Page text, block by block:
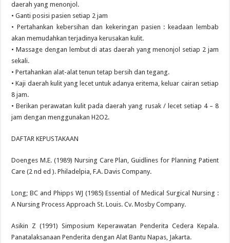
daerah yang menonjol.
• Ganti posisi pasien setiap 2 jam
• Pertahankan kebersihan dan kekeringan pasien : keadaan lembab
akan memudahkan terjadinya kerusakan kulit.
• Massage dengan lembut di atas daerah yang menonjol setiap 2 jam
sekali.
• Pertahankan alat-alat tenun tetap bersih dan tegang.
• Kaji daerah kulit yang lecet untuk adanya eritema, keluar cairan setiap
8 jam.
• Berikan perawatan kulit pada daerah yang rusak / lecet setiap 4 – 8
jam dengan menggunakan H2O2.
DAFTAR KEPUSTAKAAN
Doenges M.E. (1989) Nursing Care Plan, Guidlines for Planning Patient
Care (2 nd ed ). Philadelpia, F.A. Davis Company.
Long; BC and Phipps WJ (1985) Essential of Medical Surgical Nursing :
A Nursing Process Approach St. Louis. Cv. Mosby Company.
Asikin Z (1991) Simposium Keperawatan Penderita Cedera Kepala.
Panatalaksanaan Penderita dengan Alat Bantu Napas, Jakarta.